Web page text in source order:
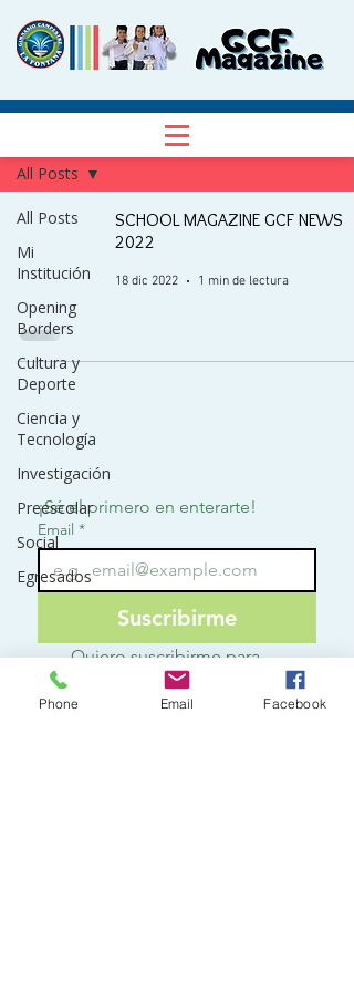
All Posts
Mi
Institución
Opening
Borders
Cultura y
Deporte
Ciencia y
Tecnología
Investigación
Preescolar
Social
Egresados
All Posts
SCHOOL MAGAZINE GCF NEWS
2022
18 dic 2022 1 min de lectura
¡Sé el primero en enterarte!
Email *
Suscribirme
Quiero suscribirme para
recibir notificaciones.
Phone Email Facebook